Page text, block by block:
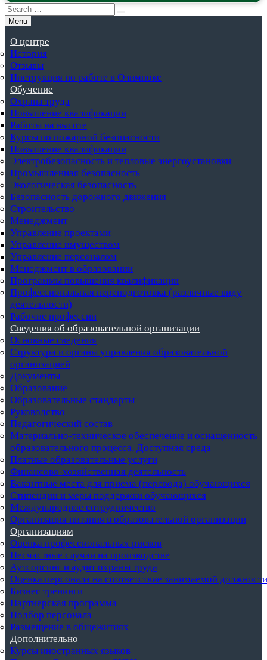
Menu
О центре
История
Отзывы
Инструкция по работе в Олимпокс
Обучение
Охрана труда
Повышение квалификации
Работы на высоте
Курсы по пожарной безопасности
Повышение квалификации
Электробезопасность и тепловые энергоустановки
Промышленная безопасность
Экологическая безопасность
Безопасность дорожного движения
Строительство
Менеджмент
Управление проектами
Управление имуществом
Управление персоналом
Менеджмент в образовании
Программы повышения квалификации
Профессиональная переподготовка (различные виду
деятельности)
Рабочие профессии
Сведения об образовательной организации
Основные сведения
Структура и органы управления образовательной
организацией
Документы
Образование
Образовательные стандарты
Руководство
Педагогический состав
Материально-техническое обеспечение и оснащенность
образовательного процесса. Доступная среда
Платные образовательные услуги
Финансово-хозяйственная деятельность
Вакантные места для приема (перевода) обучающихся
Стипендии и меры поддержки обучающихся
Международное сотрудничество
Организация питания в образовательной организации
Организациям
Оценка профессиональных рисков
Несчастные случаи на производстве
Аутсорсинг и аудит охраны труда
Оценка персонала на соответствие занимаемой должности
Бизнес тренинги
Партнерская программа
Подбор персонала
Размещение в общежитиях
Дополнительно
Курсы иностранных языков